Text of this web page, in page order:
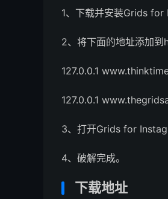
1、下载并安装Grids for
2、将下面的地址添加到
127.0.0.1
127.0.0.1
3、打开Grids for
4、破解完成。
下载地址